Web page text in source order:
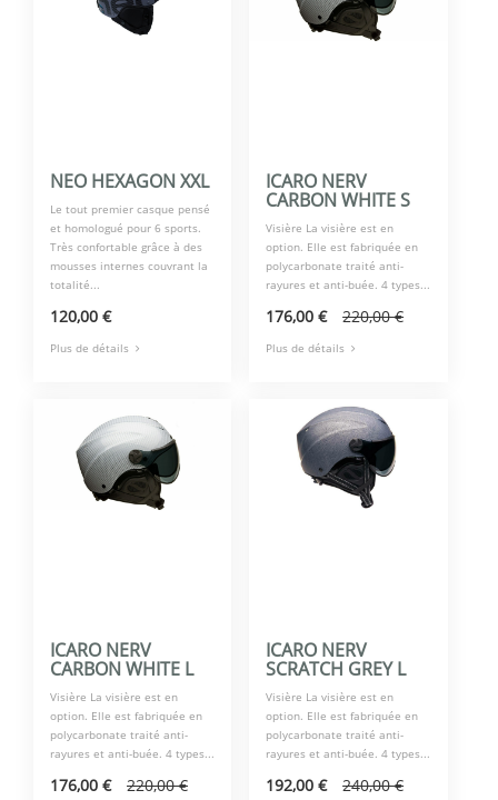
NEO HEXAGON XXL
Le tout premier casque pensé
et homologué pour 6 sports.
Très confortable grâce à des
mousses internes couvrant la
totalité...
120,00 €
Plus de détails
ICARO NERV
CARBON WHITE S
Visière La visière est en
option. Elle est fabriquée en
polycarbonate traité anti-
rayures et anti-buée. 4 types...
176,00 € 220,00 €
Plus de détails
ICARO NERV
CARBON WHITE L
Visière La visière est en
option. Elle est fabriquée en
polycarbonate traité anti-
rayures et anti-buée. 4 types...
176,00 € 220,00 €
ICARO NERV
SCRATCH GREY L
Visière La visière est en
option. Elle est fabriquée en
polycarbonate traité anti-
rayures et anti-buée. 4 types...
192,00 € 240,00 €